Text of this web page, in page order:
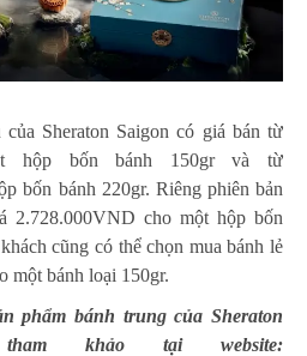
Sheraton Saigon có giá bán từ
hộp bốn bánh 150gr và từ
bốn bánh 220gr. Riêng phiên bản
2.728.000VND cho một hộp bốn
cũng có thể chọn mua bánh lẻ
một bánh loại 150gr.
phẩm bánh trung của Sheraton
khảo tại website: